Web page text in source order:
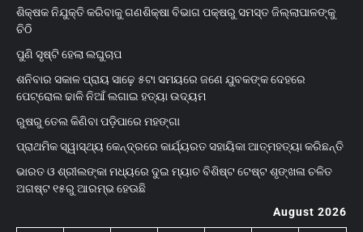
ଶିକ୍ଷକ ନିଯୁକ୍ତି କରିବାକୁ ଗଣଶିକ୍ଷା ବିଭାଗ ପକ୍ଷରୁ ସମସ୍ତ ଜିଲ୍ଲାପାଳଙ୍କୁ
ଚିଠି
ପୁଣି ସୃଷ୍ଟି ହେଲା ଲଘୁଚାପ
ଶନିବାର ସକାଳ ପ୍ରାୟ ସାଢ଼େ ୫ଟା ସମୟରେ ଜଣେ ଯୁବକଙ୍କ ଦେହରେ
ପେଟ୍ରୋଲ ଢାଳି ନିଆଁ ଲଗାଇ ହତ୍ୟା ଉଦ୍ୟମ
ରୁଷରୁ ତେଲ କିଣିବା ପଡ଼ିପାରେ ମହଙ୍ଗା
ପ୍ରାଥମିକ ସ୍ୱାସ୍ଥ୍ୟ କେନ୍ଦ୍ରରେ କାର୍ଯ୍ୟରତ ସହାୟିକା ଆତ୍ମହତ୍ୟା କରିଛନ୍ତି
ଭାରତ ଓ ଶ୍ରୀଲଙ୍କା ମଧ୍ୟରେ ଦୁଇ ମ୍ୟାଚ ବିଶିଷ୍ଟ ଟେଷ୍ଟ ଶୃଙ୍ଖଳା ଚଳିତ
ଅଗଷ୍ଟ ୧୫ରୁ ଆରମ୍ଭ ହେଊଛି
August 2026